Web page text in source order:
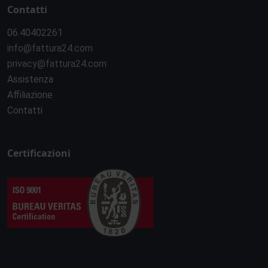
Contatti
06.40402261
info@fattura24.com
privacy@fattura24.com
Assistenza
Affiliazione
Contatti
Certificazioni